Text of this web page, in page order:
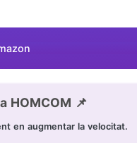
HOMCOM 📌
en augmentar la velocitat.